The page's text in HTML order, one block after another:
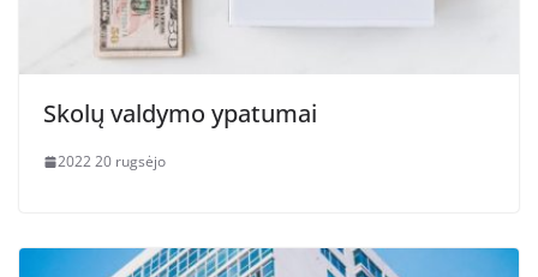
Skolų valdymo ypatumai
2022 20 rugsėjo